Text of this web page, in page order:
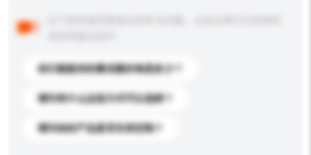
你们能提供的最优惠价格是多少？
请问有什么运送方式可以选择？
请问你的产品是否支持定制？